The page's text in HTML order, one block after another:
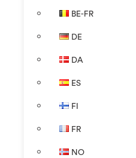
BE-FR
DE
DA
ES
FI
FR
NO